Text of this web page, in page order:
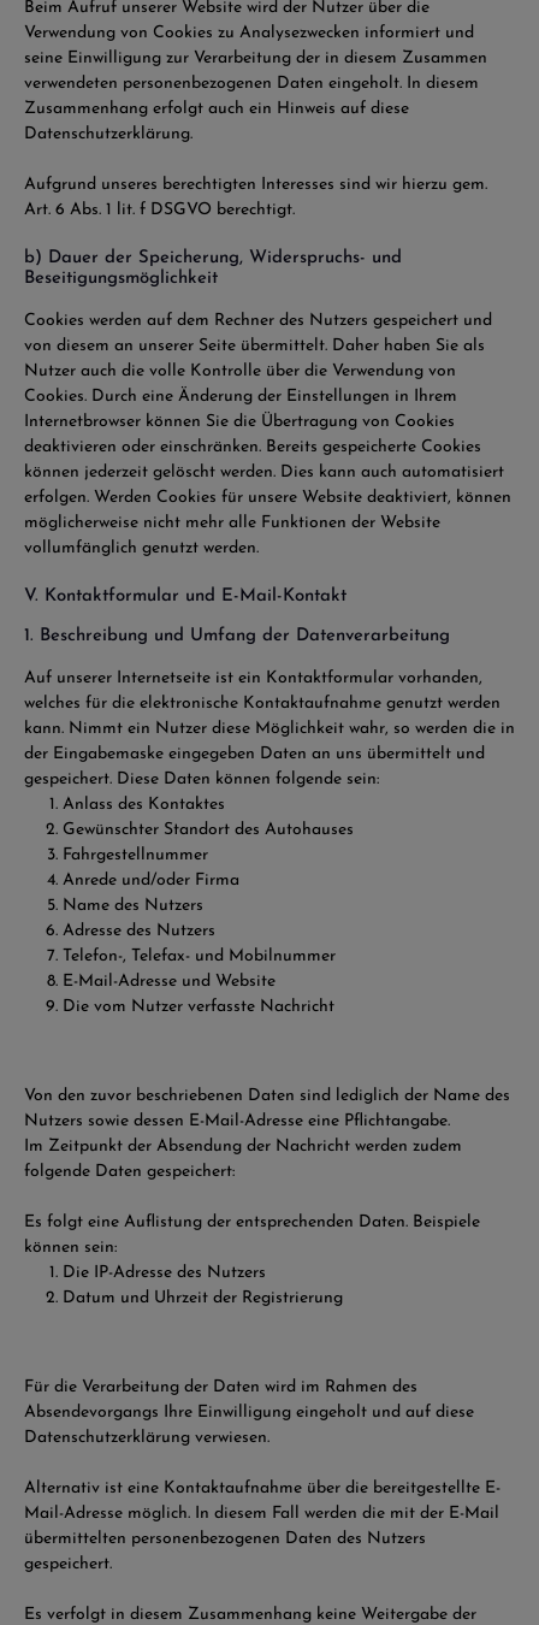
Beim Aufruf unserer Website wird der Nutzer über die
Verwendung von Cookies zu Analysezwecken informiert und
seine Einwilligung zur Verarbeitung der in diesem Zusammen
verwendeten personenbezogenen Daten eingeholt. In diesem
Zusammenhang erfolgt auch ein Hinweis auf diese
Datenschutzerklärung.
Aufgrund unseres berechtigten Interesses sind wir hierzu gem.
Art. 6 Abs. 1 lit. f DSGVO berechtigt.
b) Dauer der Speicherung, Widerspruchs- und
Beseitigungsmöglichkeit
Cookies werden auf dem Rechner des Nutzers gespeichert und
von diesem an unserer Seite übermittelt. Daher haben Sie als
Nutzer auch die volle Kontrolle über die Verwendung von
Cookies. Durch eine Änderung der Einstellungen in Ihrem
Internetbrowser können Sie die Übertragung von Cookies
deaktivieren oder einschränken. Bereits gespeicherte Cookies
können jederzeit gelöscht werden. Dies kann auch automatisiert
erfolgen. Werden Cookies für unsere Website deaktiviert, können
möglicherweise nicht mehr alle Funktionen der Website
vollumfänglich genutzt werden.
V. Kontaktformular und E-Mail-Kontakt
1. Beschreibung und Umfang der Datenverarbeitung
Auf unserer Internetseite ist ein Kontaktformular vorhanden,
welches für die elektronische Kontaktaufnahme genutzt werden
kann. Nimmt ein Nutzer diese Möglichkeit wahr, so werden die in
der Eingabemaske eingegeben Daten an uns übermittelt und
gespeichert. Diese Daten können folgende sein:
Anlass des Kontaktes
Gewünschter Standort des Autohauses
Fahrgestellnummer
Anrede und/oder Firma
Name des Nutzers
Adresse des Nutzers
Telefon-, Telefax- und Mobilnummer
E-Mail-Adresse und Website
Die vom Nutzer verfasste Nachricht
Von den zuvor beschriebenen Daten sind lediglich der Name des
Nutzers sowie dessen E-Mail-Adresse eine Pflichtangabe.
Im Zeitpunkt der Absendung der Nachricht werden zudem
folgende Daten gespeichert:
Es folgt eine Auflistung der entsprechenden Daten. Beispiele
können sein:
Die IP-Adresse des Nutzers
Datum und Uhrzeit der Registrierung
Für die Verarbeitung der Daten wird im Rahmen des
Absendevorgangs Ihre Einwilligung eingeholt und auf diese
Datenschutzerklärung verwiesen.
Alternativ ist eine Kontaktaufnahme über die bereitgestellte E-
Mail-Adresse möglich. In diesem Fall werden die mit der E-Mail
übermittelten personenbezogenen Daten des Nutzers
gespeichert.
Es verfolgt in diesem Zusammenhang keine Weitergabe der